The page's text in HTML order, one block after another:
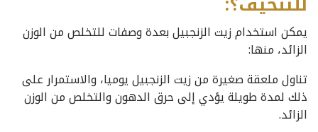
يمكن استخدام زيت الزنجبيل بعدة وصفات للتخلص من الوزن
الزائد، منها:
تناول ملعقة صغيرة من زيت الزنجبيل يوميا، والاستمرار على
ذلك لمدة طويلة يؤدي إلى حرق الدهون والتخلص من الوزن
الزائد.